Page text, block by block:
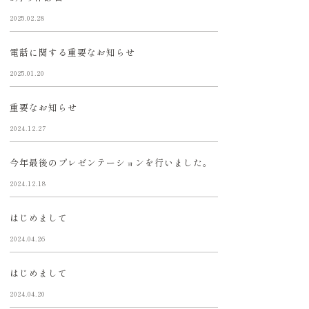
2025.02.28
電話に関する重要なお知らせ
2025.01.20
重要なお知らせ
2024.12.27
今年最後のプレゼンテーションを行いました。
2024.12.18
はじめまして
2024.04.26
はじめまして
2024.04.20